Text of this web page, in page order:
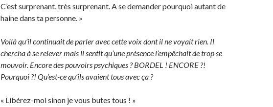
C’est surprenant, très surprenant. A se demander pourquoi autant de
haine dans ta personne. »
Voilà qu’il continuait de parler avec cette voix dont il ne voyait rien. Il
chercha à se relever mais il sentit qu’une présence l’empêchait de trop se
mouvoir. Encore des pouvoirs psychiques ? BORDEL ! ENCORE ?!
Pourquoi ?! Qu’est-ce qu’ils avaient tous avec ça ?
« Libérez-moi sinon je vous butes tous ! »